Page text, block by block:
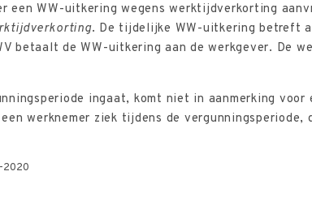
een WW-uitkering wegens werktijdverkorting
. De tijdelijke WW-uitkering betreft
betaalt de WW-uitkering aan de werkgever. De
ingaat, komt niet in aanmerking voor
werknemer ziek tijdens de
2020